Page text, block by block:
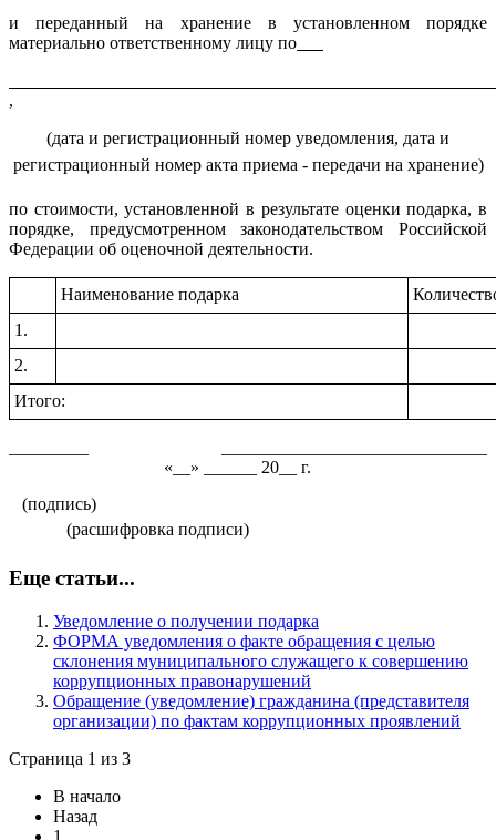
и переданный на хранение в установленном порядке
материально ответственному лицу по
,
(дата и регистрационный номер уведомления, дата и
регистрационный номер акта приема - передачи на хранение)
по стоимости, установленной в результате оценки подарка, в
порядке, предусмотренном законодательством Российской
Федерации об оценочной деятельности.
Наименование подарка
1.
2.
Итого:
«__» ______ 20__ г.
(подпись)
(расшифровка подписи)
Еще статьи...
Уведомление о получении подарка
ФОРМА уведомления о факте обращения с целью
склонения муниципального служащего к совершению
коррупционных правонарушений
Обращение (уведомление) гражданина (представителя
организации) по фактам коррупционных проявлений
Страница 1 из 3
В начало
Назад
1